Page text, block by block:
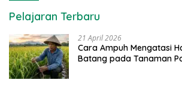
Pelajaran Terbaru
21 April 2026
Cara Ampuh Mengatasi
Batang pada Tanaman